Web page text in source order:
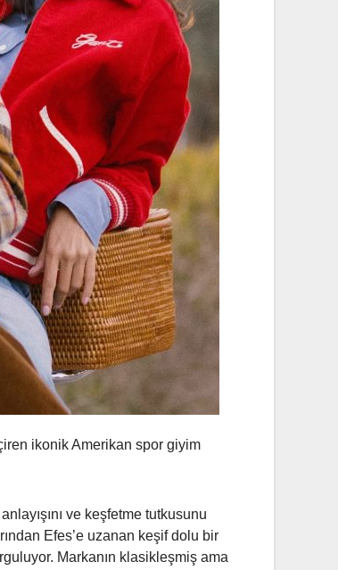
ikonik Amerikan spor giyim
ve keşfetme tutkusunu
Efes’e uzanan keşif dolu bir
Markanın klasikleşmiş ama